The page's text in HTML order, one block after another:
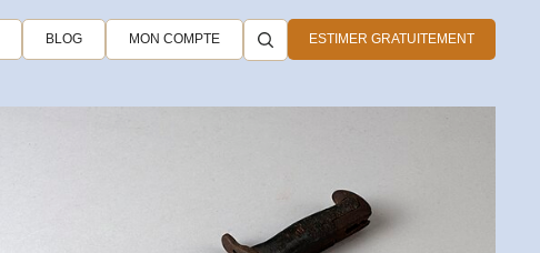
BLOG MON COMPTE ESTIMER GRATUITEMENT